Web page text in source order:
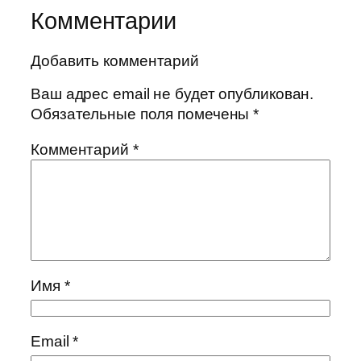
Комментарии
Добавить комментарий
Ваш адрес email не будет опубликован.
Обязательные поля помечены*
Комментарий *
Имя *
Email*